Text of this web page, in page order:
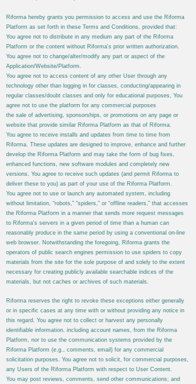
Riforma hereby grants you permission to access and use the Riforma
Platform as set forth in these Terms and Conditions, provided that:
You agree not to distribute in any medium any part of the Riforma
Platform or the content without Riforma's prior written authorization.
You agree not to change/alter/modify any part or aspect of the
Application/Website/Platform.
You agree not to access content of any other User through any
technology other than logging in for classes, conducting/appearing in
regular classes/doubt classes and only for educational purposes, You
agree not to use the platform for any commercial purposes
the sale of advertising, sponsorships, or promotions on any page or
website that provide similar Riforma Platform as that of Riforma.
You agree to receive installs and updates from time to time from
Riforma. These updates are designed to improve, enhance and further
develop the Riforma Platform and may take the form of bug fixes,
enhanced functions, new software modules and completely new
versions. You agree to receive such updates (and permit Riforma to
deliver these to you) as part of your use of the Riforma Platform.
You agree not to use or launch any automated system, including
without limitation, “robots,” “spiders,” or “offline readers,” that accesses
the Riforma Platform in a manner that sends more request messages
to Riforma's servers in a given period of time than a human can
reasonably produce in the same period by using a conventional on-line
web browser. Notwithstanding the foregoing, Riforma grants the
operators of public search engines permission to use spiders to copy
materials from the site for the sole purpose of and solely to the extent
necessary for creating publicly available searchable indices of the
materials, but not caches or archives of such materials.
Riforma reserves the right to revoke these exceptions either generally
or in specific cases at any time with or without providing any notice in
this regard. You agree not to collect or harvest any personally
identifiable information, including account names, from the Riforma
Platform, nor to use the communication systems provided by the
Riforma Platform (e.g., comments, email) for any commercial
solicitation purposes. You agree not to solicit, for commercial purposes,
any Users of the Riforma Platform with respect to User Content.
You may post reviews, comments, send other communications; and